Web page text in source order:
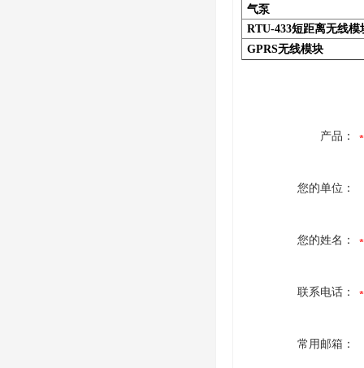
气泵
RTU-433短距离无线模
GPRS无线模块
产品：
您的单位：
您的姓名：
联系电话：
常用邮箱：